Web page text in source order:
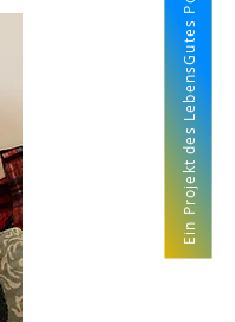
Ein Projekt des LebensGutes Pommritz